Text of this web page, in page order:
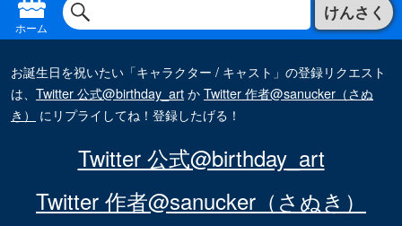
ホーム
けんさく
お誕生日を祝いたい「キャラクター / キャスト」の登録リクエスト
は、 Twitter 公式@birthday_artかTwitter 作者@sanucker（さぬ
き）
にリプライしてね！登録したげる！
Twitter 公式@birthday_art
Twitter 作者@sanucker（さぬき）